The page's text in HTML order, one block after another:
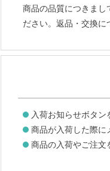
商品の品質につきまし
ださい。返品・交換に
入荷お知らせボタン
商品が入荷した際に
商品の入荷やご注文